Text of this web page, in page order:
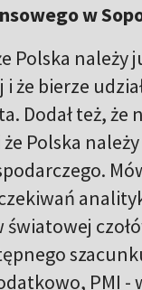
w
Polska należy
bierze
Dodał też,
Polska
PMI -